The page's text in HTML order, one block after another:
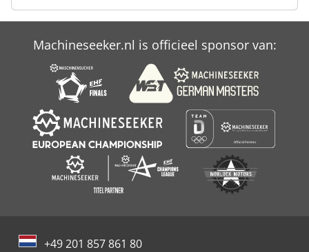
Bomag Bw 90
Bomag Bw 90 Ad
Bomag Bw 90 Ad 2
Machineseeker.nl is officieel sponsor van:
+49 201 857 861 80